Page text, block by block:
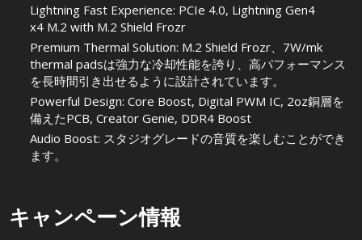
Lightning Fast Experience: PCIe 4.0, Lightning Gen4
x4 M.2 with M.2 Shield Frozr
Premium Thermal Solution: M.2 Shield Frozr、7W/mk
thermal padsは強力な冷却性能を誇り、高パフォーマンス
を長時間引き出せるように設計されています。
Powerful Design: Core Boost, Digital PWM IC, 2oz銅層を
備えたPCB, Creator Genie, DDR4 Boost
Audio Boost: スタジオグレードの音質を楽しむことができ
ます。
キャンペーン情報